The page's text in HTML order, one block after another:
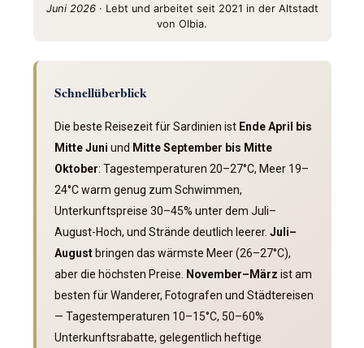
Juni 2026· Lebt und arbeitet seit 2021 in der Altstadt
von Olbia.
Schnellüberblick
Die beste Reisezeit für Sardinien ist Ende April bis
Mitte Juni und Mitte September bis Mitte
Oktober: Tagestemperaturen 20–27°C, Meer 19–
24°C warm genug zum Schwimmen,
Unterkunftspreise 30–45% unter dem Juli–
August-Hoch, und Strände deutlich leerer. Juli–
Augustbringen das wärmste Meer (26–27°C),
aber die höchsten Preise. November–März ist am
besten für Wanderer, Fotografen und Städtereisen
— Tagestemperaturen 10–15°C, 50–60%
Unterkunftsrabatte, gelegentlich heftige